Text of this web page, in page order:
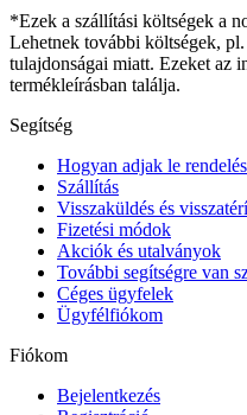
*Ezek a szállítási költségek a
Lehetnek további költségek,
tulajdonságai miatt. Ezeket az
termékleírásban találja.
Segítség
Hogyan adjak le
Szállítás
Visszaküldés és
Fizetési módok
Akciók és utalványok
További segítségre van
Céges ügyfelek
Ügyfélfiókom
Fiókom
Bejelentkezés